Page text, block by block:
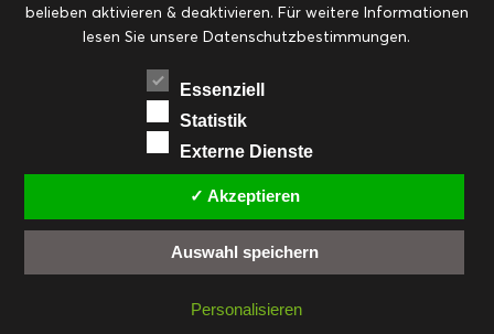
Eingemachtes Ohne Kategorie Ostern Resteküche
RezepteSaisonalSliderStartseite
Suppen, Salate & Vorspeisen
Vorspeisen, Salate & Suppen
Weihnachten Workshops & Events
FACEBOOK PINTEREST
EMAIL
INSTAGRAM
belieben aktivieren & deaktivieren. Für weitere Informationen
lesen Sie unsere Datenschutzbestimmungen.
Essenziell
Statistik
Externe Dienste
✓ Akzeptieren
Auswahl speichern
Personalisieren